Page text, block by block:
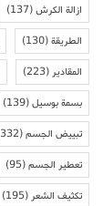
ازالة الكرش(137)
الطريقة(130)
المقادير(223)
بسمة بوسيل(139)
تبييض الجسم(332)
تعطير الجسم(95)
تكثيف الشعر(195)